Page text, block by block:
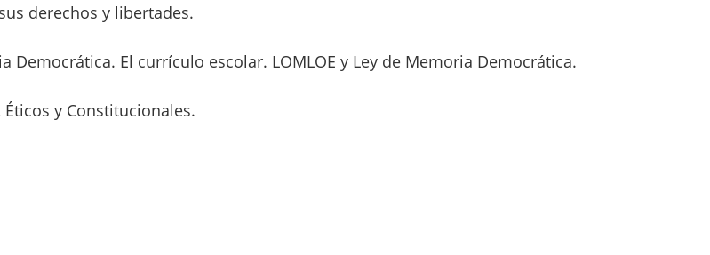
derechos y libertades.
El currículo escolar. LOMLOE y Ley de Memoria Democrática.
y Constitucionales.